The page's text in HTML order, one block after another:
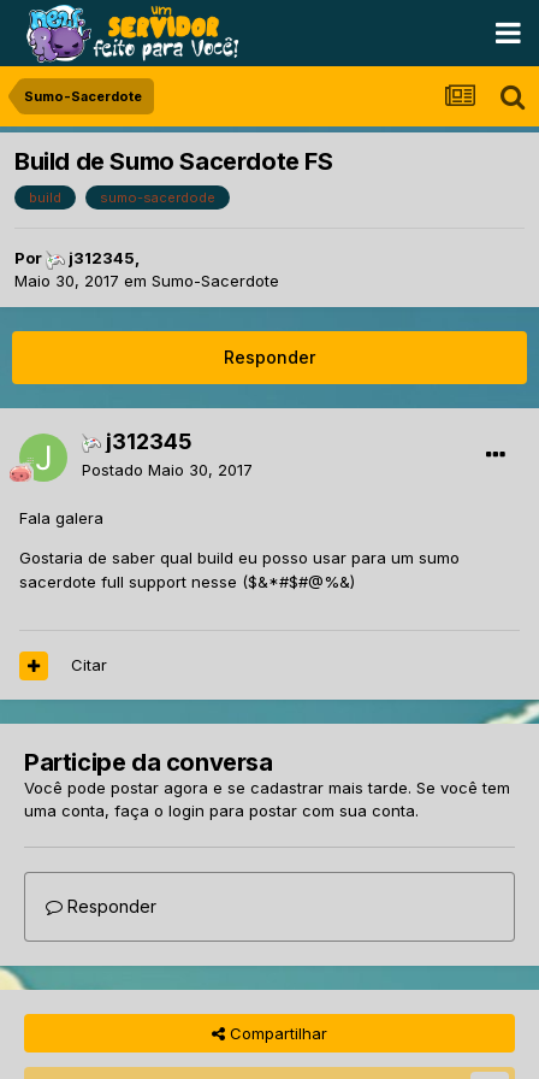
Sumo-Sacerdote
Build de Sumo Sacerdote FS
build sumo-sacerdode
Por j312345,
Maio 30, 2017 em Sumo-Sacerdote
Responder
j312345
Postado Maio 30, 2017
Fala galera
Gostaria de saber qual build eu posso usar para um sumo
sacerdote full support nesse ($&*#$#@%&)
Citar
Participe da conversa
Você pode postar agora e se cadastrar mais tarde. Se você tem
uma conta, faça o login para postar com sua conta.
Responder
Compartilhar